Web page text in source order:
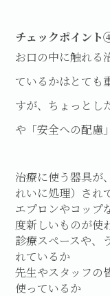
チェックポイン
お口の中に触れる
ているかはとても
すが、ちょっとし
や「安全への配慮
治療に使う器具が
れいに処理）され
エプロンやコップ
度新しいものが使
診療スペースや、
れているか
先生やスタッフの
使っているか